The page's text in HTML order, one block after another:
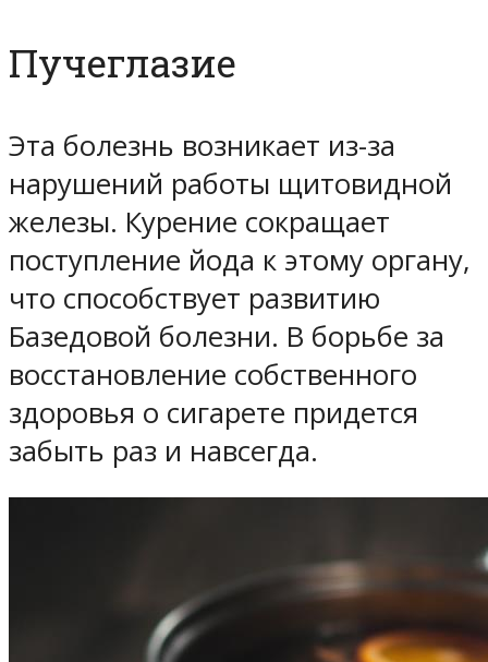
Пучеглазие
Эта болезнь возникает из-за
нарушений работы щитовидной
железы. Курение сокращает
поступление йода к этому органу,
что способствует развитию
Базедовой болезни. В борьбе за
восстановление собственного
здоровья о сигарете придется
забыть раз и навсегда.